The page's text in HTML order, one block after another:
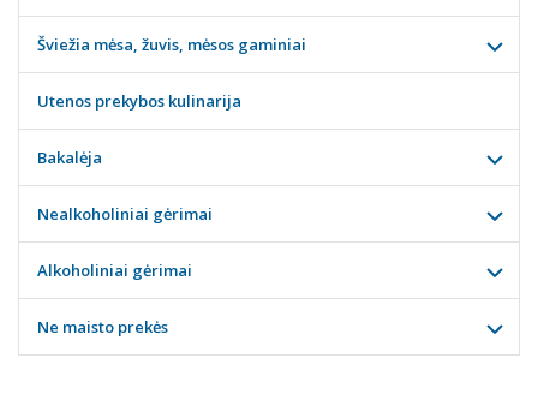
Šviežia mėsa, žuvis, mėsos gaminiai
Utenos prekybos kulinarija
Bakalėja
Nealkoholiniai gėrimai
Alkoholiniai gėrimai
Ne maisto prekės